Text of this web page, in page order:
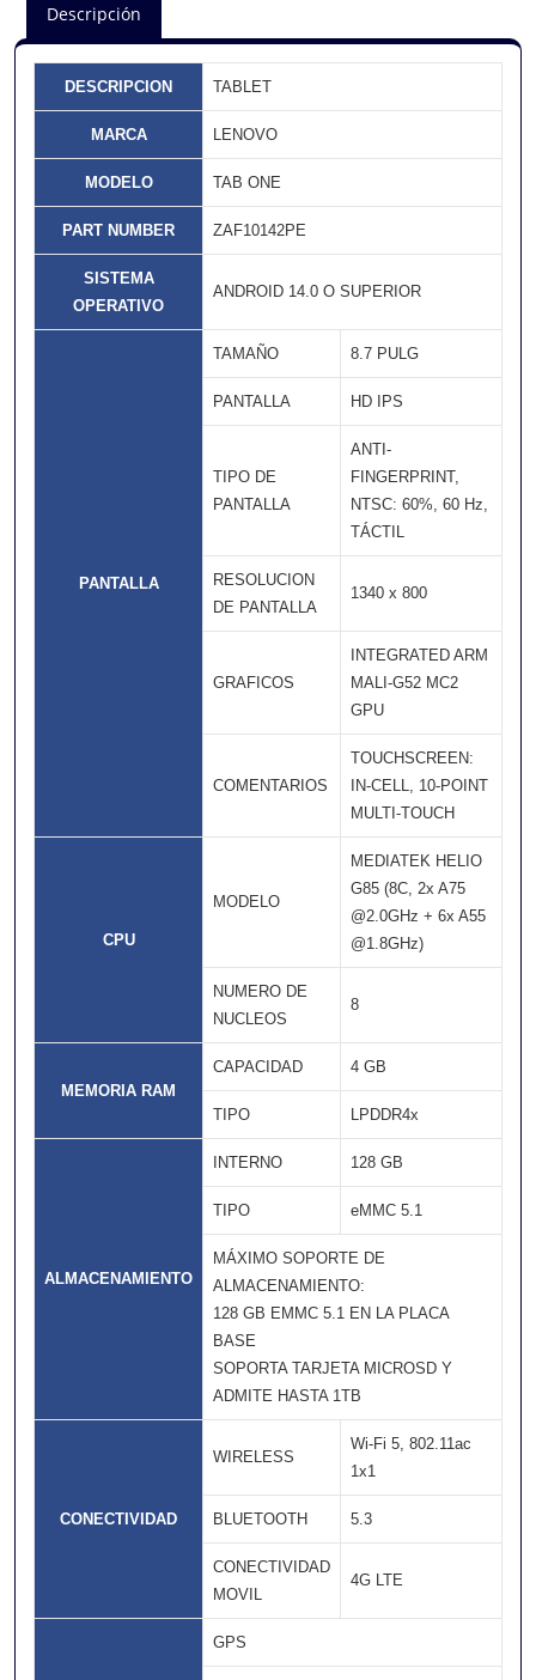
Descripción
DESCRIPCION TABLET
MARCA LENOVO
MODELO TAB ONE
PART NUMBER ZAF10142PE
SISTEMA
OPERATIVO
ANDROID 14.0 O SUPERIOR
PANTALLA
TAMAÑO 8.7 PULG
PANTALLA HD IPS
TIPO DE
PANTALLA
ANTI-
FINGERPRINT,
NTSC: 60%, 60 Hz,
TÁCTIL
RESOLUCION
DE PANTALLA
1340 x 800
GRAFICOS
INTEGRATED ARM
MALI-G52 MC2
GPU
COMENTARIOS
TOUCHSCREEN:
IN-CELL, 10-POINT
MULTI-TOUCH
CPU
MODELO
MEDIATEK HELIO
G85 (8C, 2x A75
@2.0GHz + 6x A55
@1.8GHz)
NUMERO DE
NUCLEOS
8
MEMORIA RAM
CAPACIDAD 4 GB
TIPO LPDDR4x
ALMACENAMIENTO
INTERNO 128 GB
TIPO eMMC 5.1
MÁXIMO SOPORTE DE
ALMACENAMIENTO:
128 GB EMMC 5.1 EN LA PLACA
BASE
SOPORTA TARJETA MICROSD Y
ADMITE HASTA 1TB
CONECTIVIDAD
WIRELESS
Wi-Fi 5, 802.11ac
1x1
BLUETOOTH 5.3
CONECTIVIDAD
MOVIL
4G LTE
GPS